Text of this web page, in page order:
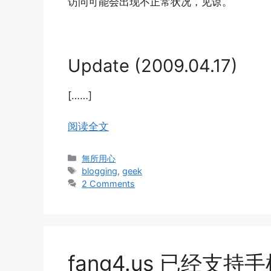
Update (2009.04.17)
[……]
阅读全文
Categories
無所用心
Tags
blogging,geek
2 Comments
fang4.us 已经支持手